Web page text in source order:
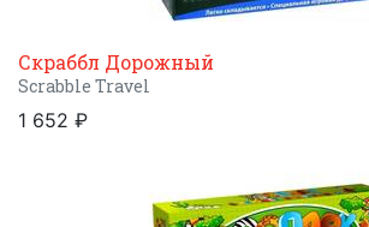
Скраббл Дорожный
Scrabble Travel
1 652 ₽